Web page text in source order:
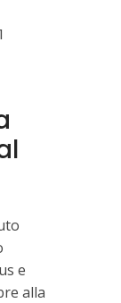
e
alla